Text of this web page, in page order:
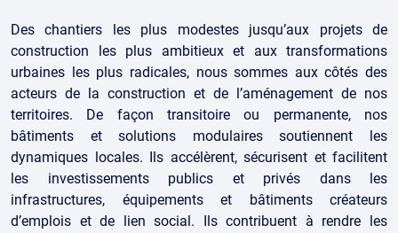
Des chantiers les plus modestes jusqu’aux projets de
construction les plus ambitieux et aux transformations
urbaines les plus radicales, nous sommes aux côtés des
acteurs de la construction et de l’aménagement de nos
territoires. De façon transitoire ou permanente, nos
bâtiments et solutions modulaires soutiennent les
dynamiques locales. Ils accélèrent, sécurisent et facilitent
les investissements publics et privés dans les
infrastructures, équipements et bâtiments créateurs
d’emplois et de lien social. Ils contribuent à rendre les